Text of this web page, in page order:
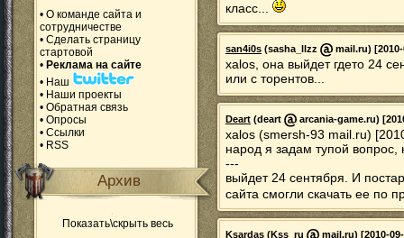
• О команде сайта и
сотрудничестве
• Сделать страницу
стартовой
• Реклама на сайте
• Наш
• Наши проекты
• Обратная связь
• Опросы
• Ссылки
• RSS
Архив
Показать\скрыть весь
класс...
san4i0s (sasha_llzz mail.ru)
xalos, она выйдет гдето 24
или с торентов...
Deart (deart arcania-game.ru)
xalos (smersh-93 mail.ru)
народ я задам тупой вопрос,
---
выйдет 24 сентября. И
сайта смогли скачать ее по
Ksardas (Kss_ru mail.ru) [2010-